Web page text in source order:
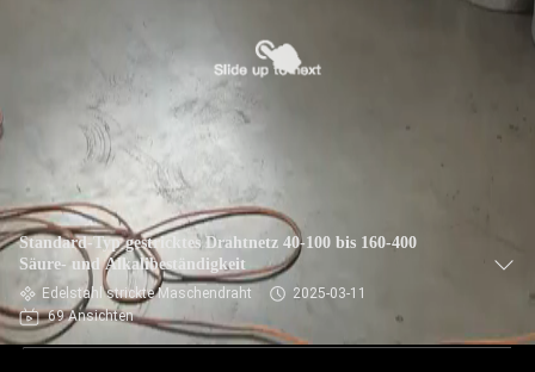
Standard-Typ gestricktes Drahtnetz 40-100 bis 160-400
Säure- und Alkalibeständigkeit
Edelstahl strickte Maschendraht
2025-03-11
69 Ansichten